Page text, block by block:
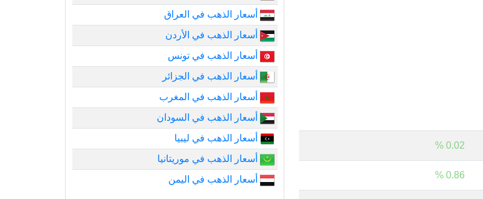
0.02 %
0.86 %
أسعار الذهب في العراق
أسعار الذهب في الأردن
أسعار الذهب في تونس
أسعار الذهب في الجزائر
أسعار الذهب في المغرب
أسعار الذهب في السودان
أسعار الذهب في ليبيا
أسعار الذهب في موريتانيا
أسعار الذهب في اليمن